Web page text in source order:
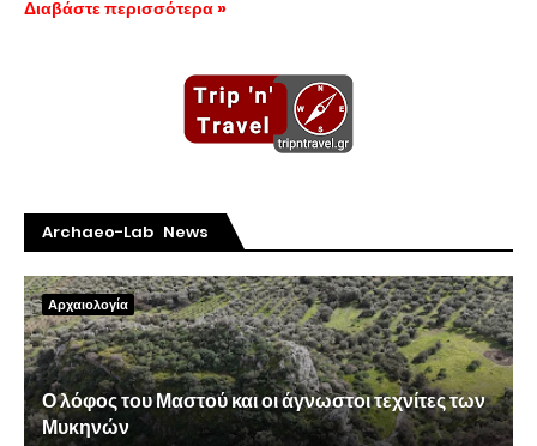
Διαβάστε περισσότερα »
Archaeo-Lab News
Αρχαιολογία
Ο λόφος του Μαστού και οι άγνωστοι τεχνίτες των
Μυκηνών